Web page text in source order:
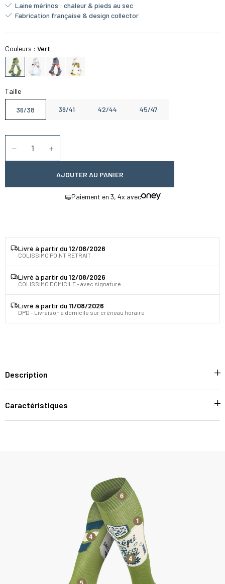
Laine mérinos : chaleur & pieds au sec
Fabrication française & design collector
Couleurs : Vert
Taille
36/38 39/41 42/44 45/47
AJOUTER AU PANIER
Paiement en 3, 4x avec
Livré à partir du 12/08/2026
COLISSIMO POINT RETRAIT
Livré à partir du 12/08/2026
COLISSIMO DOMICILE - avec signature
Livré à partir du 11/08/2026
DPD - Livraison à domicile sur créneau horaire
Description
Caractéristiques